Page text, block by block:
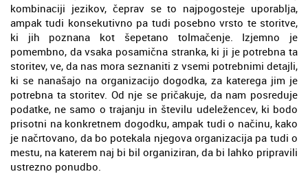
kombinaciji jezikov, čeprav se to najpogosteje uporablja,
ampak tudi konsekutivno pa tudi posebno vrsto te storitve,
ki jih poznana kot šepetano tolmačenje. Izjemno je
pomembno, da vsaka posamična stranka, ki ji je potrebna ta
storitev, ve, da nas mora seznaniti z vsemi potrebnimi detajli,
ki se nanašajo na organizacijo dogodka, za katerega jim je
potrebna ta storitev. Od nje se pričakuje, da nam posreduje
podatke, ne samo o trajanju in številu udeležencev, ki bodo
prisotni na konkretnem dogodku, ampak tudi o načinu, kako
je načrtovano, da bo potekala njegova organizacija pa tudi o
mestu, na katerem naj bi bil organiziran, da bi lahko pripravili
ustrezno ponudbo.